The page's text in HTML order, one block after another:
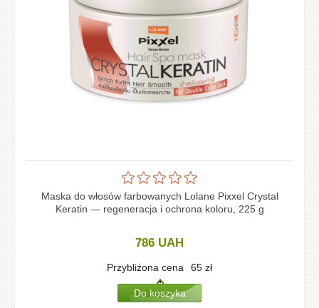
Maska do włosów farbowanych Lolane Pixxel Crystal
Keratin — regeneracja i ochrona koloru, 225 g
786 UAH
Przybliżona cena 65 zł